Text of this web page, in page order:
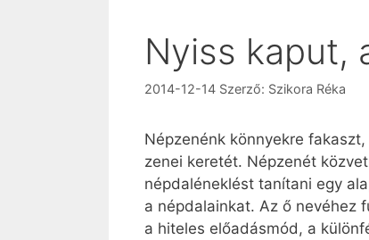
Nyiss kaput,
2014-12-14 Szerző: Szikora Réka
Népzenénk könnyekre
zenei keretét. Népzenét
népdaléneklést tanítani egy
a népdalainkat. Az ő nevéhez
a hiteles előadásmód, a